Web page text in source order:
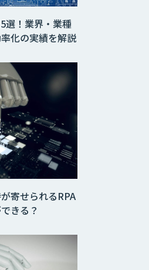
選！業界・業種
化の実績を解説
寄せられるRPA
きる？